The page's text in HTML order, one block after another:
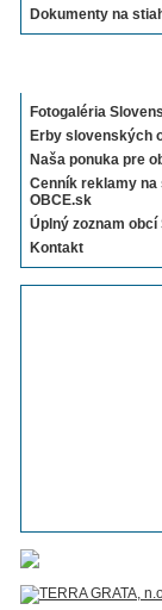
Dokumenty na
Fotogaléria
Erby slovenských
Naša ponuka pre
Cenník reklamy na
OBCE.sk
Úplný zoznam
Kontakt